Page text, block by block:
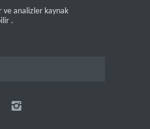
ve analizler kaynak
.